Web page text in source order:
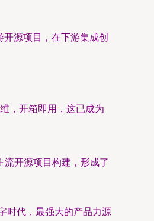
源项目，在下游集成创
，开箱即用，这已成为
开源项目构建，形成了
时代，最强大的产品力源